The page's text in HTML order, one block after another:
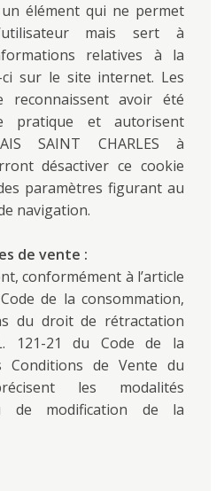
élément qui ne permet
mais sert à
relatives à la
sur le site internet. Les
reconnaissent avoir été
pratique et autorisent
SAINT CHARLES à
désactiver ce cookie
paramètres figurant au
navigation.
de vente :
conformément à l’article
de la consommation,
du droit de rétractation
121-21 du Code de la
Conditions de Vente du
les modalités
de modification de la